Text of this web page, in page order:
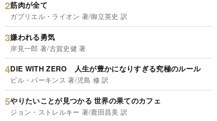
筋肉が全て
ガブリエル・ライオン 著/御立英史 訳
嫌われる勇気
岸見一郎 著/古賀史健 著
DIE WITH ZERO 人生が豊かになりすぎる究極のルール
ビル・パーキンス 著/児島 修 訳
やりたいことが見つかる 世界の果てのカフェ
ジョン・ストレルキー 著/鹿田昌美 訳